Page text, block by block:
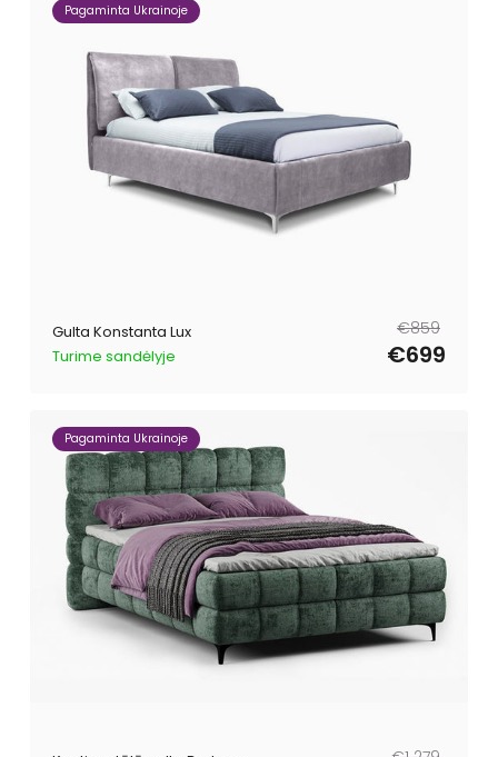
Pagaminta Ukrainoje
Gulta Konstanta Lux
Turime sandėlyje
Parastā€859
Pārdošanas
€699
Pagaminta Ukrainoje